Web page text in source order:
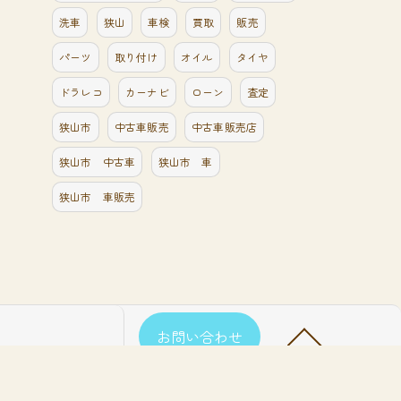
洗車 狭山 車検 買取 販売
パーツ 取り付け オイル タイヤ
ドラレコ カーナビ ローン 査定
狭山市 中古車販売 中古車販売店
狭山市 中古車 狭山市 車
狭山市 車販売
お問い合わせ